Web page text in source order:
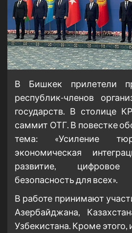
В Бишкек прилетели
республик-членов
государств. В столице
саммит ОТГ. В повестке
тема: «Усиление
экономическая
развитие,
безопасность для всех».
В работе принимают
Азербайджана,
Узбекистана. Кроме